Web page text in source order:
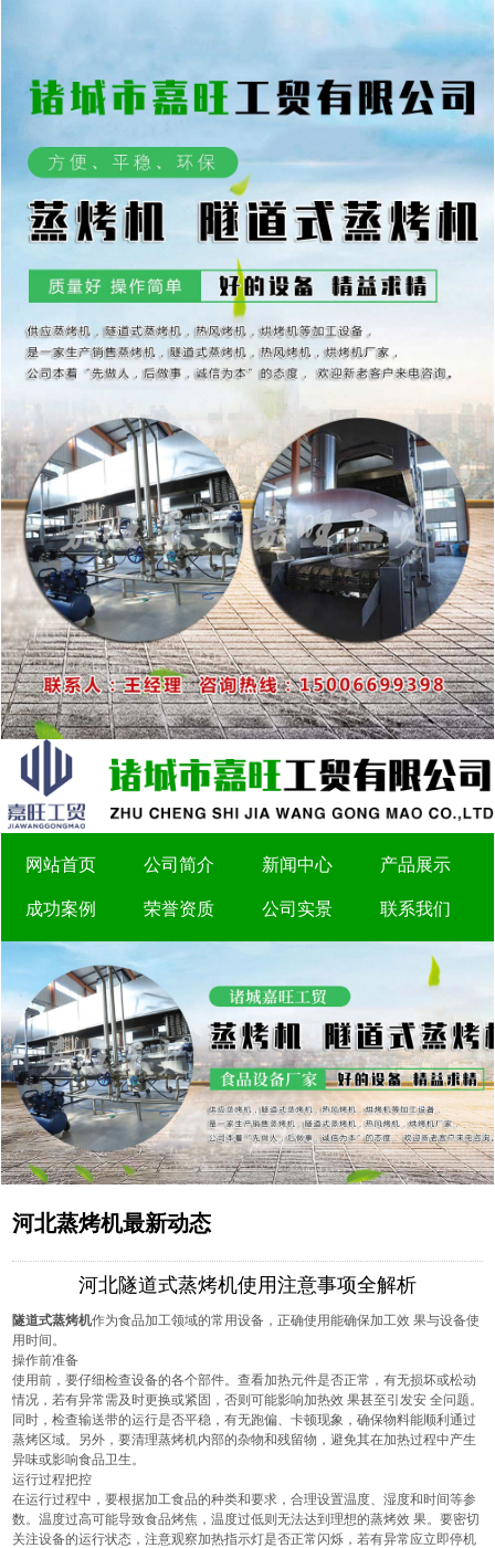
网站首页 公司简介 新闻中心 产品展示
成功案例 荣誉资质 公司实景 联系我们
河北蒸烤机最新动态
河北隧道式蒸烤机使用注意事项全解析
隧道式蒸烤机作为食品加工领域的常用设备，正确使用能确保加工效 果与设备使
用时间。
操作前准备
使用前，要仔细检查设备的各个部件。查看加热元件是否正常，有无损坏或松动
情况，若有异常需及时更换或紧固，否则可能影响加热效 果甚至引发安 全问题。
同时，检查输送带的运行是否平稳，有无跑偏、卡顿现象，确保物料能顺利通过
蒸烤区域。另外，要清理蒸烤机内部的杂物和残留物，避免其在加热过程中产生
异味或影响食品卫生。
运行过程把控
在运行过程中，要根据加工食品的种类和要求，合理设置温度、湿度和时间等参
数。温度过高可能导致食品烤焦，温度过低则无法达到理想的蒸烤效 果。要密切
关注设备的运行状态，注意观察加热指示灯是否正常闪烁，若有异常应立即停机